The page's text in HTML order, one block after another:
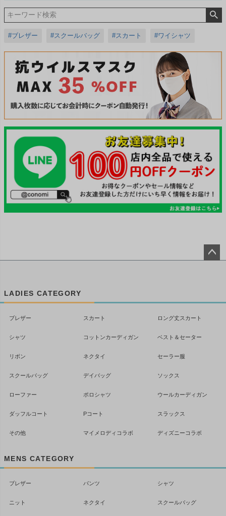
#ブレザー #スクールバッグ #スカート #ワイシャツ
LADIES CATEGORY
ブレザー スカート ロング丈スカート
シャツ コットンカーディガン ベスト＆セーター
リボン ネクタイ セーラー服
スクールバッグ デイバッグ ソックス
ローファー ポロシャツ ウールカーディガン
ダッフルコート Pコート スラックス
その他 マイメロディコラボ ディズニーコラボ
MENS CATEGORY
ブレザー パンツ シャツ
ニット ネクタイ スクールバッグ